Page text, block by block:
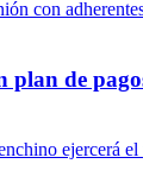
plan de